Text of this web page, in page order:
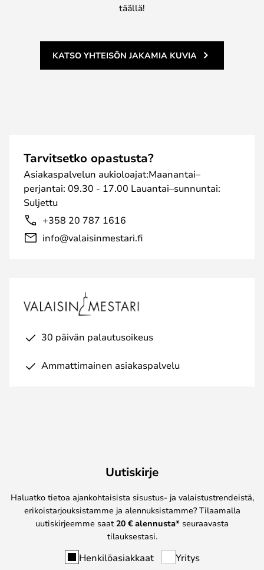
täällä!
KATSO YHTEISÖN JAKAMIA KUVIA
Tarvitsetko opastusta?
Asiakaspalvelun aukioloajat:Maanantai–
perjantai: 09.30 - 17.00 Lauantai–sunnuntai:
Suljettu
+358 20 787 1616
info@valaisinmestari.fi
30 päivän palautusoikeus
Ammattimainen asiakaspalvelu
Uutiskirje
Haluatko tietoa ajankohtaisista sisustus- ja valaistustrendeistä,
erikoistarjouksistamme ja alennuksistamme? Tilaamalla
uutiskirjeemme saat 20 € alennusta* seuraavasta
tilauksestasi.
Henkilöasiakkaat Yritys